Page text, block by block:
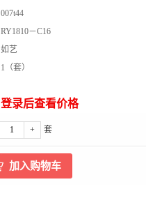
007t44
RY1810－C16
如艺
1（套）
登录后查看价格
+ 套